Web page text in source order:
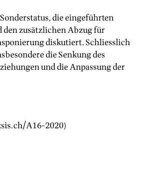
die eingeführten
den zusätzlichen Abzug für
diskutiert. Schliesslich
die Senkung des
und die Anpassung der
A16-2020)